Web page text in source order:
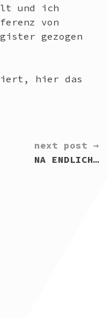
und ich
von
gezogen
hier das
next post →
NA ENDLICH…